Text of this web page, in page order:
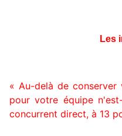
Les
« Au-delà de conserver
pour votre équipe
concurrent direct, à 13